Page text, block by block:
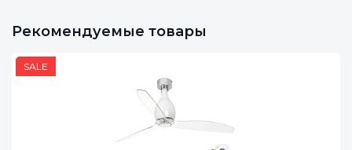
Рекомендуемые товары
SALE